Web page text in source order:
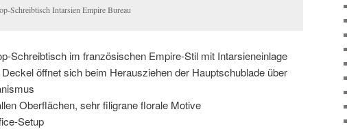
Schreibtisch Intarsien Empire Bureau
Schreibtisch im französischen Empire-Stil mit Intarsieneinlage
öffnet sich beim Herausziehen der Hauptschublade über
Oberflächen, sehr filigrane florale Motive
Setup